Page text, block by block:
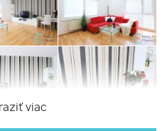
viac